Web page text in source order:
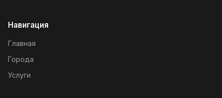
Навигация
Главная
Города
Услуги